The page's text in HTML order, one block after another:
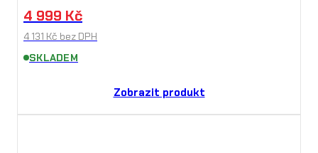
4 999 Kč
4 131 Kč bez DPH
SKLADEM
Zobrazit produkt